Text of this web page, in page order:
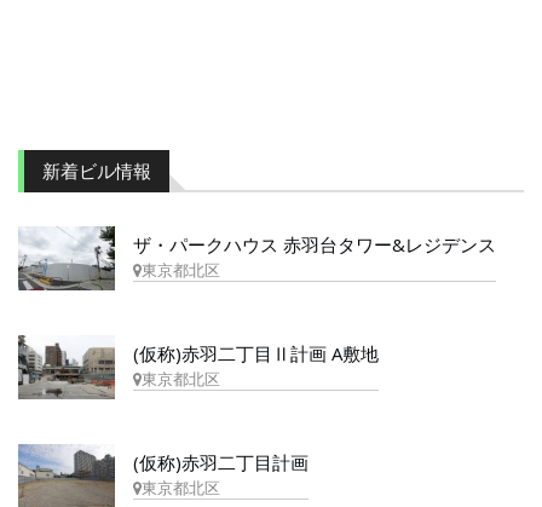
新着ビル情報
ザ・パークハウス 赤羽台タワー&レジデンス
東京都北区
(仮称)赤羽二丁目Ⅱ計画 A敷地
東京都北区
(仮称)赤羽二丁目計画
東京都北区